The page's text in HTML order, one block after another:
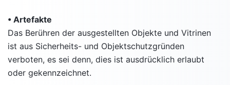
• Artefakte
Das Berühren der ausgestellten Objekte und Vitrinen
ist aus Sicherheits- und Objektschutzgründen
verboten, es sei denn, dies ist ausdrücklich erlaubt
oder gekennzeichnet.